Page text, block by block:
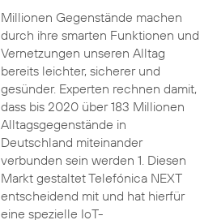
Millionen Gegenstände machen
durch ihre smarten Funktionen und
Vernetzungen unseren Alltag
bereits leichter, sicherer und
gesünder. Experten rechnen damit,
dass bis 2020 über 183 Millionen
Alltagsgegenstände in
Deutschland miteinander
verbunden sein werden 1. Diesen
Markt gestaltet Telefónica NEXT
entscheidend mit und hat hierfür
eine spezielle IoT-